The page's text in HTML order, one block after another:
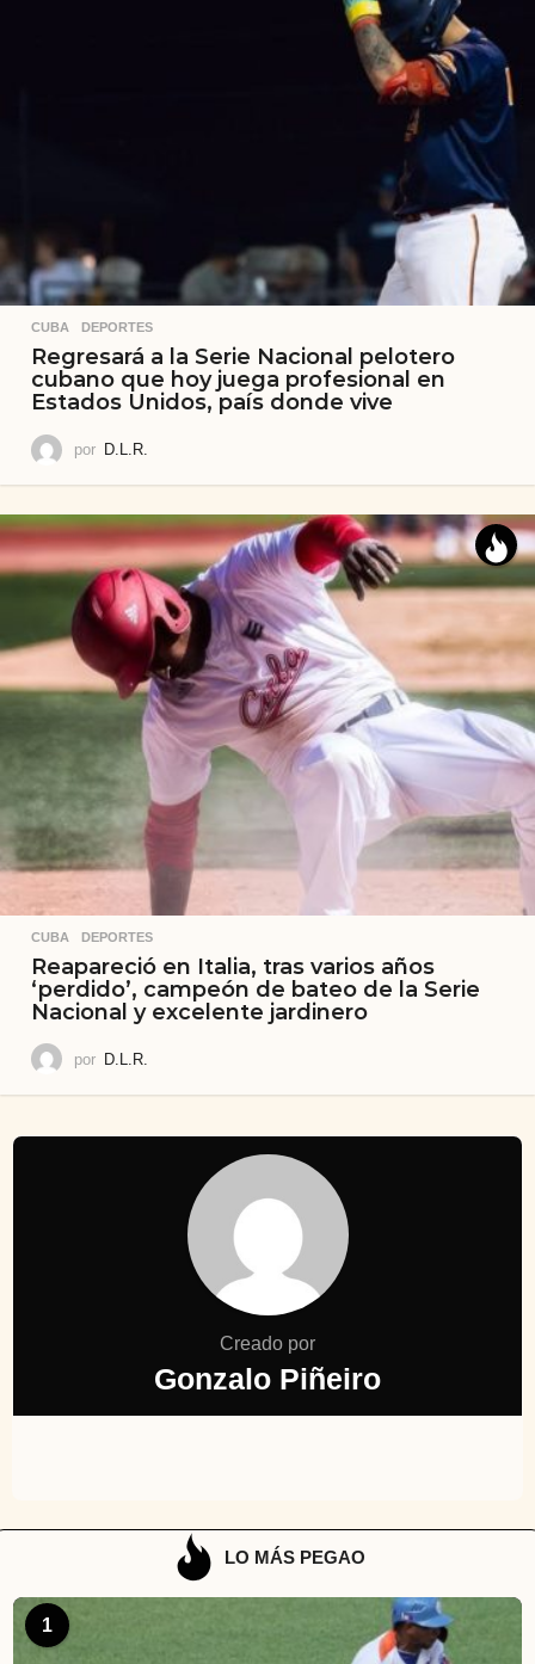
CUBA ,DEPORTES
Regresará a la Serie Nacional pelotero
cubano que hoy juega profesional en
Estados Unidos, país donde vive
por D.L.R.
CUBA ,DEPORTES
Reapareció en Italia, tras varios años
‘perdido’, campeón de bateo de la Serie
Nacional y excelente jardinero
por D.L.R.
Creado por
Gonzalo Piñeiro
LO MÁS PEGAO
1